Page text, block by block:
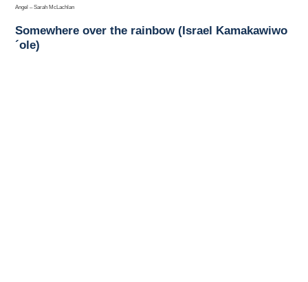
Angel – Sarah McLachlan
Somewhere over the rainbow (Israel Kamakawiwo
´ole)